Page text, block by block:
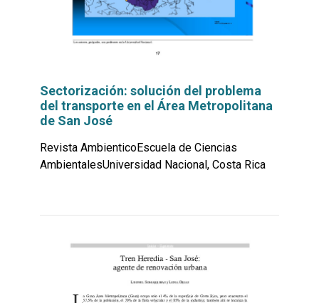
Sectorización: solución del problema
del transporte en el Área Metropolitana
de San José
Revista AmbienticoEscuela de Ciencias
AmbientalesUniversidad Nacional, Costa Rica